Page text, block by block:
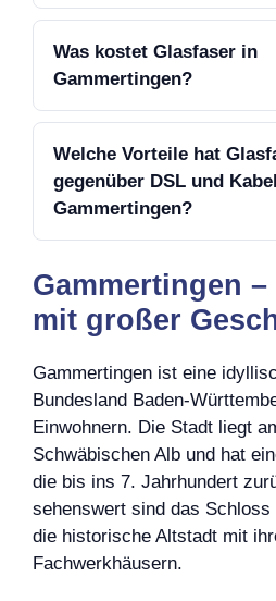
Was kostet Glasfaser in
Gammertingen?
Welche Vorteile hat
gegenüber DSL und
Gammertingen?
Gammertingen
mit großer
Gammertingen ist eine
Bundesland Baden-
Einwohnern. Die Stadt liegt
Schwäbischen Alb und hat
die bis ins 7. Jahrhundert
sehenswert sind das
die historische Altstadt mit
Fachwerkhäusern.